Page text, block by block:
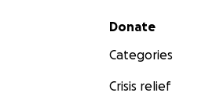
Secondary menu
Donate
Categories
Crisis relief